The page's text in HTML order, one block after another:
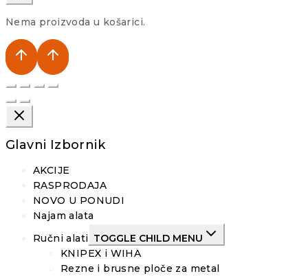
Nema proizvoda u košarici.
Glavni Izbornik
AKCIJE
RASPRODAJA
NOVO U PONUDI
Najam alata
Ručni alati TOGGLE CHILD MENU
KNIPEX i WIHA
Rezne i brusne ploče za metal